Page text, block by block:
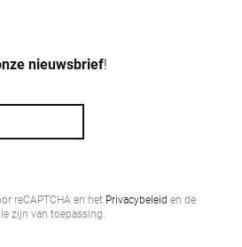
nieuwsbrief!
reCAPTCHA en het Privacybeleid en de
zijn van toepassing.